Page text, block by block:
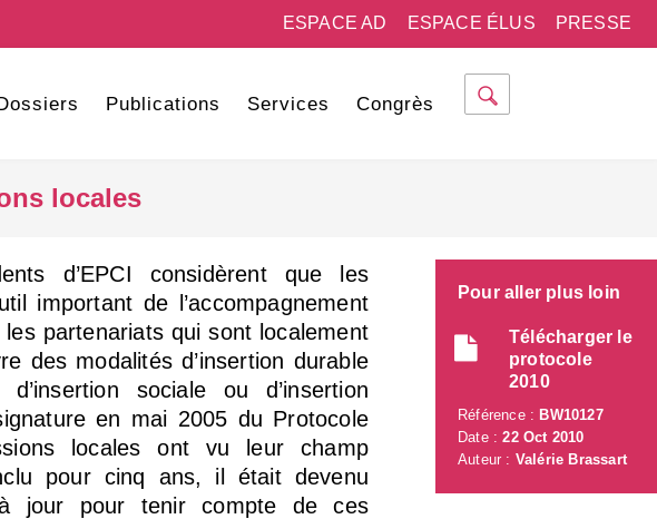
PRESSE
ESPACE ÉLUS
ESPACE AD
Publications Services Congrès
locales
d’EPCI considèrent que les
important de l’accompagnement
partenariats qui sont localement
des modalités d’insertion durable
sociale ou d’insertion
en mai 2005 du Protocole
locales ont vu leur champ
pour cinq ans, il était devenu
jour pour tenir compte de ces
Pour aller plus loin
Télécharger le
protocole
2010
Référence : BW10127
Date :22 Oct 2010
Auteur : Valérie Brassart